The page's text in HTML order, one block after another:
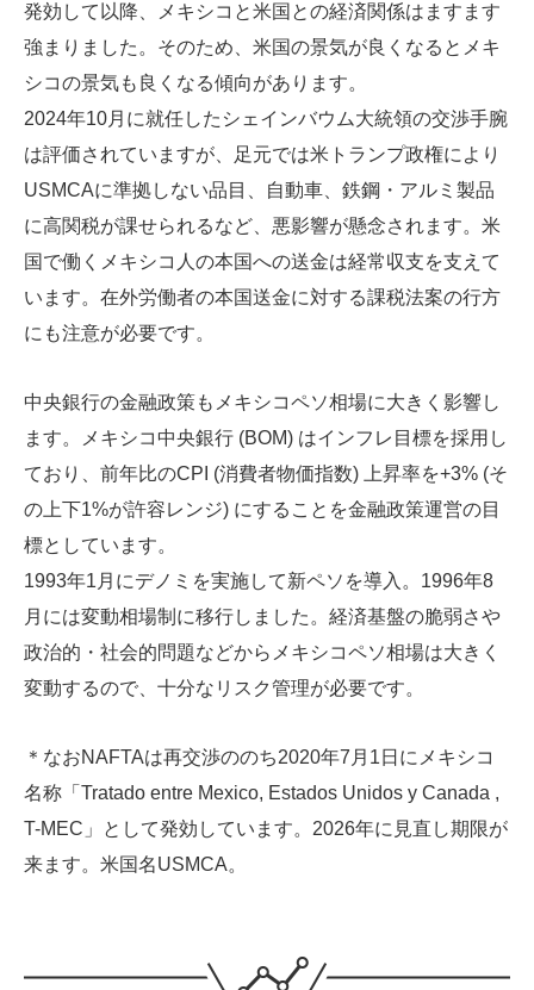
発効して以降、メキシコと米国との経済関係はますます
強まりました。そのため、米国の景気が良くなるとメキ
シコの景気も良くなる傾向があります。
2024年10月に就任したシェインバウム大統領の交渉手腕
は評価されていますが、足元では米トランプ政権により
USMCAに準拠しない品目、自動車、鉄鋼・アルミ製品
に高関税が課せられるなど、悪影響が懸念されます。米
国で働くメキシコ人の本国への送金は経常収支を支えて
います。在外労働者の本国送金に対する課税法案の行方
にも注意が必要です。
中央銀行の金融政策もメキシコペソ相場に大きく影響し
ます。メキシコ中央銀行 (BOM) はインフレ目標を採用し
ており、前年比のCPI (消費者物価指数) 上昇率を+3% (そ
の上下1%が許容レンジ) にすることを金融政策運営の目
標としています。
1993年1月にデノミを実施して新ペソを導入。1996年8
月には変動相場制に移行しました。経済基盤の脆弱さや
政治的・社会的問題などからメキシコペソ相場は大きく
変動するので、十分なリスク管理が必要です。
＊なおNAFTAは再交渉ののち2020年7月1日にメキシコ
名称「Tratado entre Mexico, Estados Unidos y Canada ,
T-MEC」として発効しています。2026年に見直し期限が
来ます。米国名USMCA。